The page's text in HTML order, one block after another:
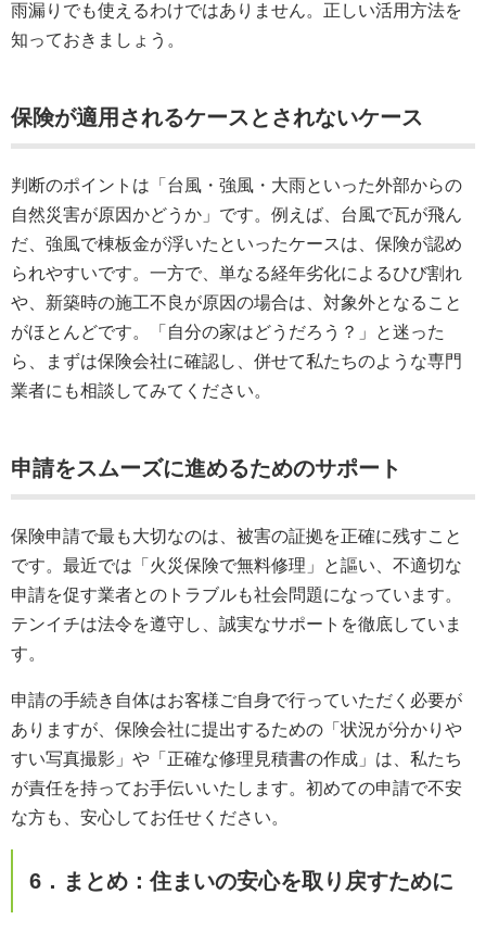
雨漏りでも使えるわけではありません。正しい活用方法を
知っておきましょう。
保険が適用されるケースとされないケース
判断のポイントは「台風・強風・大雨といった外部からの
自然災害が原因かどうか」です。例えば、台風で瓦が飛ん
だ、強風で棟板金が浮いたといったケースは、保険が認め
られやすいです。一方で、単なる経年劣化によるひび割れ
や、新築時の施工不良が原因の場合は、対象外となること
がほとんどです。「自分の家はどうだろう？」と迷った
ら、まずは保険会社に確認し、併せて私たちのような専門
業者にも相談してみてください。
申請をスムーズに進めるためのサポート
保険申請で最も大切なのは、被害の証拠を正確に残すこと
です。最近では「火災保険で無料修理」と謳い、不適切な
申請を促す業者とのトラブルも社会問題になっています。
テンイチは法令を遵守し、誠実なサポートを徹底していま
す。
申請の手続き自体はお客様ご自身で行っていただく必要が
ありますが、保険会社に提出するための「状況が分かりや
すい写真撮影」や「正確な修理見積書の作成」は、私たち
が責任を持ってお手伝いいたします。初めての申請で不安
な方も、安心してお任せください。
6．まとめ：住まいの安心を取り戻すために